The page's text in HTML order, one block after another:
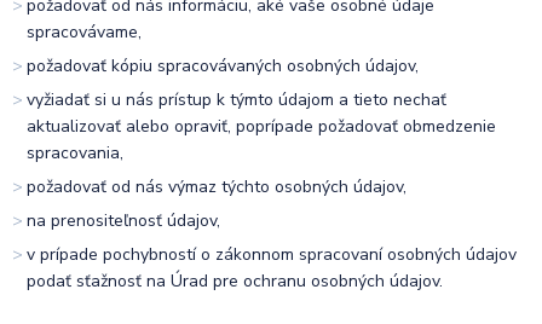
požadovať od nás informáciu, aké vaše osobné údaje
spracovávame,
požadovať kópiu spracovávaných osobných údajov,
vyžiadať si u nás prístup k týmto údajom a tieto nechať
aktualizovať alebo opraviť, poprípade požadovať obmedzenie
spracovania,
požadovať od nás výmaz týchto osobných údajov,
na prenositeľnosť údajov,
v prípade pochybností o zákonnom spracovaní osobných údajov
podať sťažnosť na Úrad pre ochranu osobných údajov.